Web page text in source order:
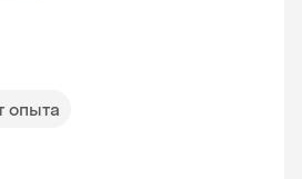
опыта